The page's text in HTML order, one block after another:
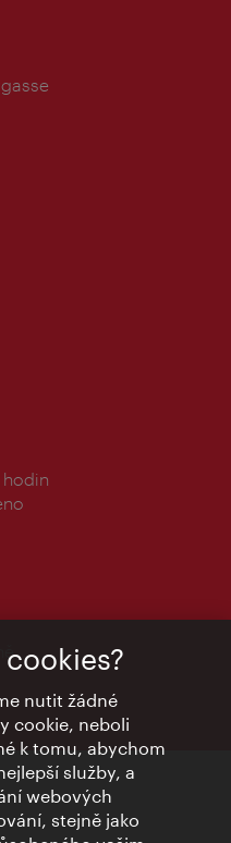
hodin
nutit žádné
cookie, neboli
k tomu, abychom
služby, a
webových
stejně jako